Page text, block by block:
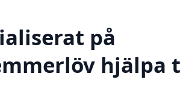
på
hjälpa